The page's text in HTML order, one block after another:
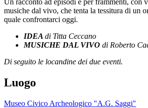
musiche dal vivo, che tenta la tessitura di un
quale confrontarci oggi.
IDEA di Titta Ceccano
MUSICHE DAL VIVO di Roberto
Di seguito le locandine dei due eventi.
Luogo
Museo Civico Archeologico "A.G. Saggi"